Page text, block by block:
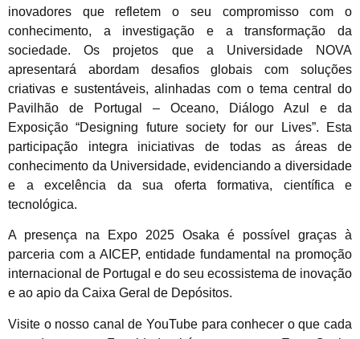
inovadores que refletem o seu compromisso com o
conhecimento, a investigação e a transformação da
sociedade. Os projetos que a Universidade NOVA
apresentará abordam desafios globais com soluções
criativas e sustentáveis, alinhadas com o tema central do
Pavilhão de Portugal – Oceano, Diálogo Azul e da
Exposição “Designing future society for our Lives”. Esta
participação integra iniciativas de todas as áreas de
conhecimento da Universidade, evidenciando a diversidade
e a excelência da sua oferta formativa, científica e
tecnológica.
A presença na Expo 2025 Osaka é possível graças à
parceria com a AICEP, entidade fundamental na promoção
internacional de Portugal e do seu ecossistema de inovação
e ao apio da Caixa Geral de Depósitos.
Visite o nosso canal de YouTube para conhecer o que cada